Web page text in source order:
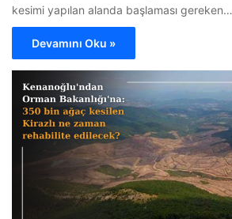
kesimi yapılan alanda başlaması gereken…
Devamını Oku »